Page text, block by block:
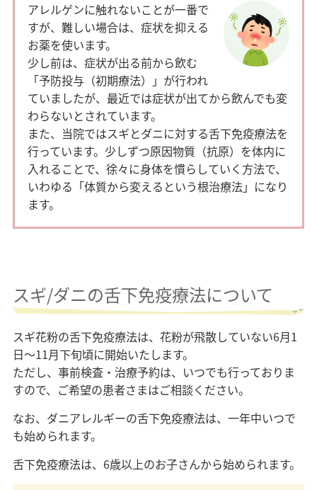
アレルゲンに触れないことが一番で
すが、難しい場合は、症状を抑える
お薬を使います。
少し前は、症状が出る前から飲む
「予防投与（初期療法）」が行われ
ていましたが、最近では症状が出てから飲んでも変
わらないとされています。
また、当院ではスギとダニに対する舌下免疫療法を
行っています。少しずつ原因物質（抗原）を体内に
入れることで、徐々に身体を慣らしていく方法で、
いわゆる「体質から変えるという根治療法」になり
ます。
スギ/ダニの舌下免疫療法について
スギ花粉の舌下免疫療法は、花粉が飛散していない6月1
日～11月下旬頃に開始いたします。
ただし、事前検査・治療予約は、いつでも行っておりま
すので、ご希望の患者さまはご相談ください。
なお、ダニアレルギーの舌下免疫療法は、一年中いつで
も始められます。
舌下免疫療法は、6歳以上のお子さんから始められます。